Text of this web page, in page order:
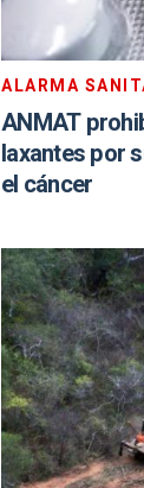
ALARMA
ANMAT
laxantes por
el cáncer